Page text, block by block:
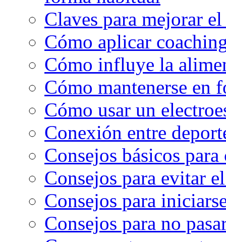
Claves para mejorar
Cómo aplicar
Cómo influye la
Cómo mantenerse en
Cómo usar un
Conexión entre
Consejos básicos
Consejos para evitar
Consejos para
Consejos para no